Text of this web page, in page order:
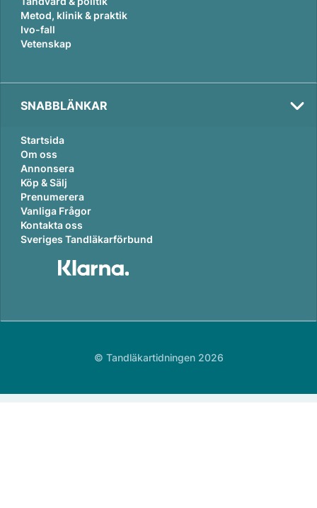
Metod, klinik & praktik
Ivo-fall
Vetenskap
SNABBLÄNKAR
Startsida
Om oss
Annonsera
Köp & Sälj
Prenumerera
Vanliga Frågor
Kontakta oss
Sveriges Tandläkarförbund
© Tandläkartidningen 2026